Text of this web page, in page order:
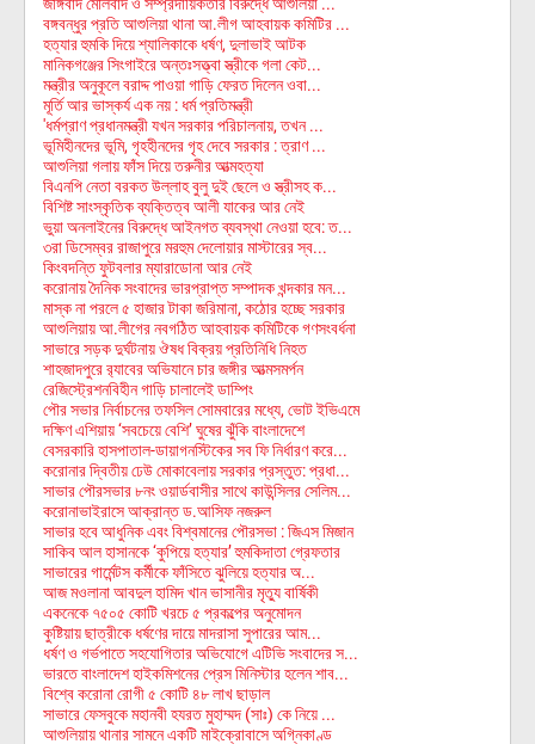
বঙ্গবন্ধুর প্রতি আশুলিয়া থানা আ.লীগ আহবায়ক কমিটির ...
হত্যার হুমকি দিয়ে শ্যালিকাকে ধর্ষণ, দুলাভাই আটক
মানিকগঞ্জের সিংগাইরে অন্তঃসত্ত্বা স্ত্রীকে গলা কেট...
মন্ত্রীর অনুকূলে বরাদ্দ পাওয়া গাড়ি ফেরত দিলেন ওবা...
মূর্তি আর ভাস্কর্য এক নয় : ধর্ম প্রতিমন্ত্রী
'ধর্মপ্রাণ প্রধানমন্ত্রী যখন সরকার পরিচালনায়, তখন ...
ভূমিহীনদের ভূমি, গৃহহীনদের গৃহ দেবে সরকার : ত্রাণ ...
আশুলিয়া গলায় ফাঁস দিয়ে তরুনীর আত্মহত্যা
বিএনপি নেতা বরকত উল্লাহ বুলু দুই ছেলে ও স্ত্রীসহ ক...
বিশিষ্ট সাংস্কৃতিক ব্যক্তিত্ব আলী যাকের আর নেই
ভুয়া অনলাইনের বিরুদ্ধে আইনগত ব্যবস্থা নেওয়া হবে: ত...
৩রা ডিসেম্বর রাজাপুরে মরহুম দেলোয়ার মাস্টারের স্ব...
কিংবদন্তি ফুটবলার ম্যারাডোনা আর নেই
করোনায় দৈনিক সংবাদের ভারপ্রাপ্ত সম্পাদক খন্দকার মন...
মাস্ক না পরলে ৫ হাজার টাকা জরিমানা, কঠোর হচ্ছে সরকার
আশুলিয়ায় আ.লীগের নবগঠিত আহবায়ক কমিটিকে গণসংবর্ধনা
সাভারে সড়ক দুর্ঘটনায় ঔষধ বিক্রয় প্রতিনিধি নিহত
শাহজাদপুরে র‌্যাবের অভিযানে চার জঙ্গীর আত্মসমর্পন
রেজিস্ট্রেশনবিহীন গাড়ি চালালেই ডাম্পিং
পৌর সভার নির্বাচনের তফসিল সোমবারের মধ্যে, ভোট ইভিএমে
দক্ষিণ এশিয়ায় ‘সবচেয়ে বেশি’ ঘুষের ঝুঁকি বাংলাদেশে
বেসরকারি হাসপাতাল-ডায়াগনস্টিকের সব ফি নির্ধারণ করে...
করোনার দ্বিতীয় ঢেউ মোকাবেলায় সরকার প্রস্তুত: প্রধা...
সাভার পৌরসভার ৮নং ওয়ার্ডবাসীর সাথে কাউন্সিলর সেলিম...
করোনাভাইরাসে আক্রান্ত ড.আসিফ নজরুল
সাভার হবে আধুনিক এবং বিশ্বমানের পৌরসভা : জিএস মিজান
সাকিব আল হাসানকে ‘কুপিয়ে হত্যার’ হুমকিদাতা গ্রেফতার
সাভারের গার্মেন্টস কর্মীকে ফাঁসিতে ঝুলিয়ে হত্যার অ...
আজ মওলানা আবদুল হামিদ খান ভাসানীর মৃত্যু বার্ষিকী
একনেকে ৭৫০৫ কোটি খরচে ৫ প্রকল্পের অনুমোদন
কুষ্টিয়ায় ছাত্রীকে ধর্ষণের দায়ে মাদরাসা সুপারের আম...
ধর্ষণ ও গর্ভপাতে সহযোগিতার অভিযোগে এটিভি সংবাদের স...
ভারতে বাংলাদেশ হাইকমিশনের প্রেস মিনিস্টার হলেন শাব...
বিশ্বে করোনা রোগী ৫ কোটি ৪৮ লাখ ছাড়াল
সাভারে ফেসবুকে মহানবী হযরত মুহাম্মদ (সাঃ) কে নিয়ে ...
আশুলিয়ায় থানার সামনে একটি মাইক্রোবাসে অগ্নিকাণ্ড